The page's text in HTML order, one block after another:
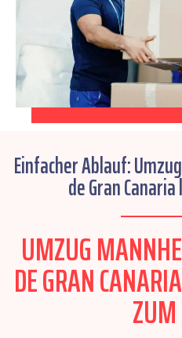
Einfacher Ablauf:
de Gran
UMZUG
DE GRAN